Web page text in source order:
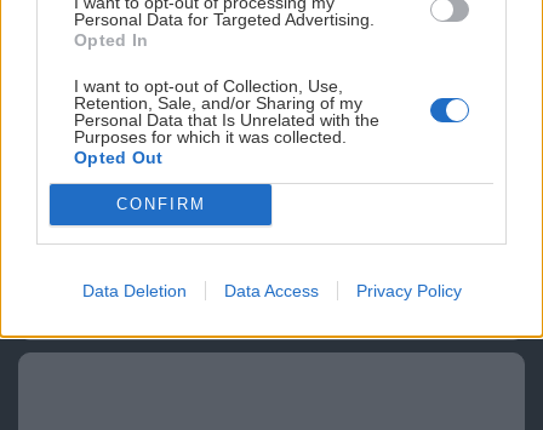
Personal Data for Targeted Advertising.
Opted In
I want to opt-out of Collection, Use,
Retention, Sale, and/or Sharing of my
Personal Data that Is Unrelated with the
Purposes for which it was collected.
Opted Out
CONFIRM
Data Deletion Data Access Privacy Policy